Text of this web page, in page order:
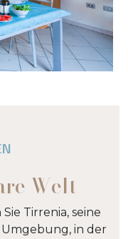
Welt
Tirrenia, seine
in der